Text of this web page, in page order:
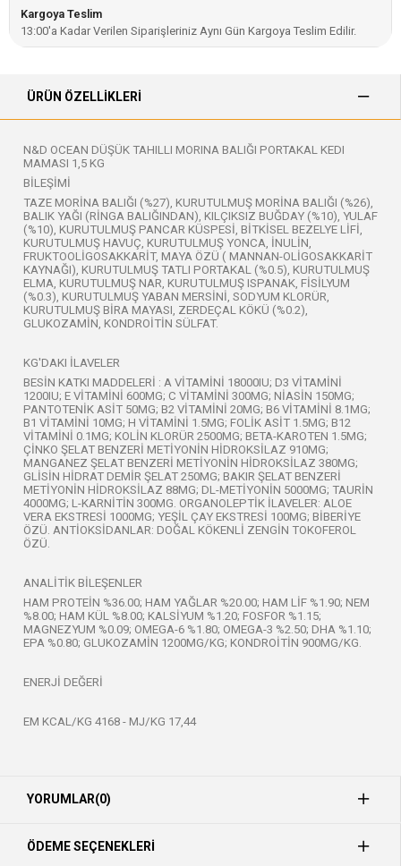
Kargoya Teslim
13:00'a Kadar Verilen Siparişleriniz Aynı Gün Kargoya Teslim Edilir.
ÜRÜN ÖZELLIKLERI
N&D OCEAN DÜŞÜK TAHILLI MORINA BALIĞI PORTAKAL KEDI
MAMASI 1,5 KG
BİLEŞİMİ
TAZE MORİNA BALIĞI (%27), KURUTULMUŞ MORİNA BALIĞI (%26),
BALIK YAĞI (RİNGA BALIĞINDAN), KILÇIKSIZ BUĞDAY (%10), YULAF
(%10), KURUTULMUŞ PANCAR KÜSPESİ, BİTKİSEL BEZELYE LİFİ,
KURUTULMUŞ HAVUÇ, KURUTULMUŞ YONCA, İNULİN,
FRUKTOOLİGOSAKKARİT, MAYA ÖZÜ ( MANNAN-OLİGOSAKKARİT
KAYNAĞI), KURUTULMUŞ TATLI PORTAKAL (%0.5), KURUTULMUŞ
ELMA, KURUTULMUŞ NAR, KURUTULMUŞ ISPANAK, FİSİLYUM
(%0.3), KURUTULMUŞ YABAN MERSİNİ, SODYUM KLORÜR,
KURUTULMUŞ BİRA MAYASI, ZERDEÇAL KÖKÜ (%0.2),
GLUKOZAMİN, KONDROİTİN SÜLFAT.
KG'DAKI İLAVELER
BESİN KATKI MADDELERİ : A VİTAMİNİ 18000IU; D3 VİTAMİNİ
1200IU; E VİTAMİNİ 600MG; C VİTAMİNİ 300MG; NİASİN 150MG;
PANTOTENİK ASİT 50MG; B2 VİTAMİNİ 20MG; B6 VİTAMİNİ 8.1MG;
B1 VİTAMİNİ 10MG; H VİTAMİNİ 1.5MG; FOLİK ASİT 1.5MG; B12
VİTAMİNİ 0.1MG; KOLİN KLORÜR 2500MG; BETA-KAROTEN 1.5MG;
ÇİNKO ŞELAT BENZERİ METİYONİN HİDROKSİLAZ 910MG;
MANGANEZ ŞELAT BENZERİ METİYONİN HİDROKSİLAZ 380MG;
GLİSİN HİDRAT DEMİR ŞELAT 250MG; BAKIR ŞELAT BENZERİ
METİYONİN HİDROKSİLAZ 88MG; DL-METİYONİN 5000MG; TAURİN
4000MG; L-KARNİTİN 300MG. ORGANOLEPTİK İLAVELER: ALOE
VERA EKSTRESİ 1000MG; YEŞİL ÇAY EKSTRESİ 100MG; BİBERİYE
ÖZÜ. ANTİOKSİDANLAR: DOĞAL KÖKENLİ ZENGİN TOKOFEROL
ÖZÜ.
ANALİTİK BİLEŞENLER
HAM PROTEİN %36.00; HAM YAĞLAR %20.00; HAM LİF %1.90; NEM
%8.00; HAM KÜL %8.00; KALSİYUM %1.20; FOSFOR %1.15;
MAGNEZYUM %0.09; OMEGA-6 %1.80; OMEGA-3 %2.50; DHA %1.10;
EPA %0.80; GLUKOZAMİN 1200MG/KG; KONDROİTİN 900MG/KG.
ENERJİ DEĞERİ
EM KCAL/KG 4168 - MJ/KG 17,44
YORUMLAR(0)
ÖDEME SEÇENEKLERI